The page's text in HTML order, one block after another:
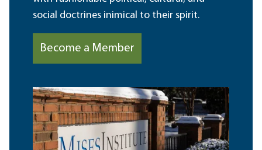
social doctrines inimical to their spirit.
Become a Member